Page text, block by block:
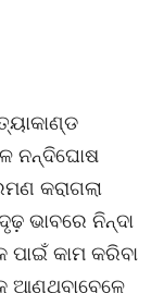
ନନ୍ଦିଘୋଷ
କରାଗଲା
ଭାବରେ ନିନ୍ଦା
କାମ କରିବା
ଆଣୁଥିବାବେଳେ